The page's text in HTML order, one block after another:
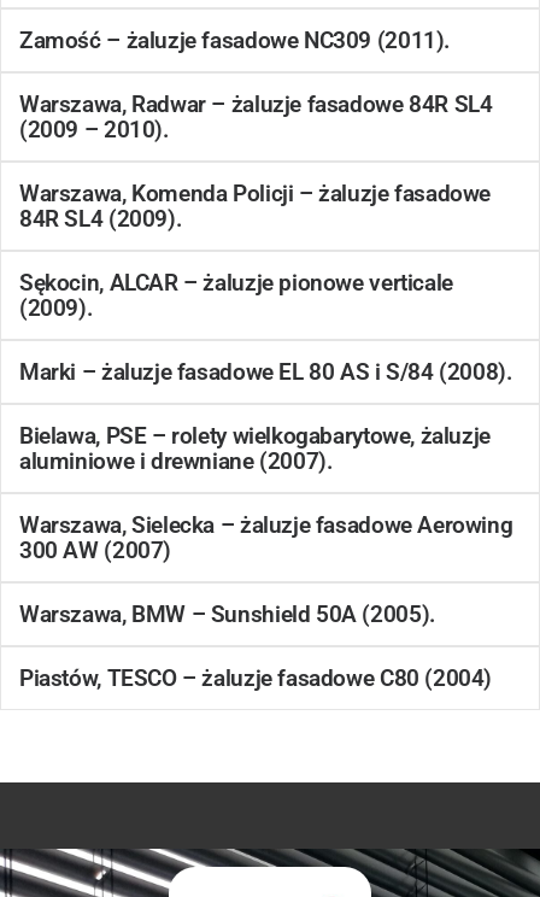
Zamość – żaluzje fasadowe NC309 (2011).
Warszawa, Radwar – żaluzje fasadowe 84R SL4
(2009 – 2010).
Warszawa, Komenda Policji – żaluzje fasadowe
84R SL4 (2009).
Sękocin, ALCAR – żaluzje pionowe verticale
(2009).
Marki – żaluzje fasadowe EL 80 AS i S/84 (2008).
Bielawa, PSE – rolety wielkogabarytowe, żaluzje
aluminiowe i drewniane (2007).
Warszawa, Sielecka – żaluzje fasadowe Aerowing
300 AW (2007)
Warszawa, BMW – Sunshield 50A (2005).
Piastów, TESCO – żaluzje fasadowe C80 (2004)